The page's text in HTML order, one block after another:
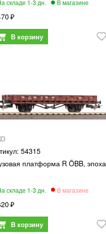
54315
платформа R ÖBB, эпоха